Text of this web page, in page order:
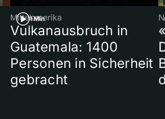
1 Min
Mittelamerika
Vulkanausbruch in
Guatemala: 1400
Personen in Sicherheit
gebracht